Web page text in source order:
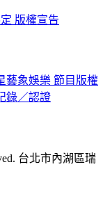
版權宣告
藝象娛樂 節目版權
錄／認證
台北市內湖區瑞